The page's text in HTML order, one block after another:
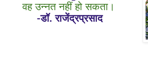
वह उन्नत नहीं हो सकता।
-डॉ. राजेंद्रप्रसाद